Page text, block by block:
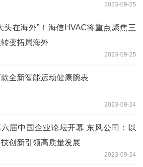
2023-09-25
头在海外”！海信HVAC将重点聚焦三
转变拓局海外
2023-09-25
全新智能运动健康腕表
2023-09-24
届中国企业论坛开幕 东风公司：以
创新引领高质量发展
2023-09-24